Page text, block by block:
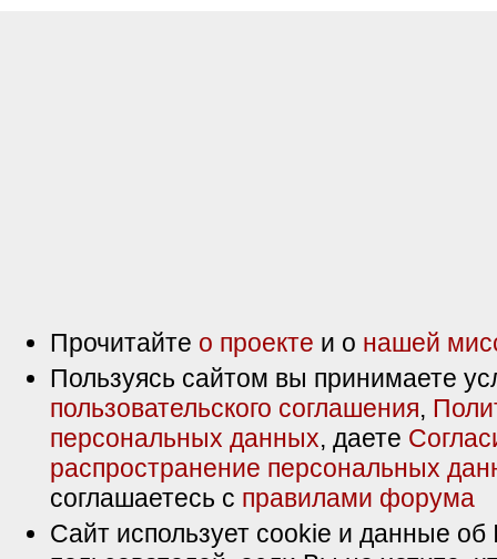
Прочитайте о проекте и о нашей
Пользуясь сайтом вы принимаете
пользовательского соглашения,
персональных данных, даете
распространение персональных
соглашаетесь с правилами форума
Сайт использует cookie и данные об